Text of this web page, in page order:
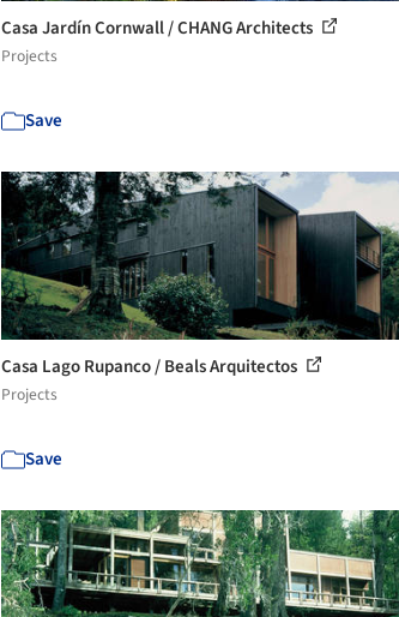
Casa Jardín Cornwall / CHANG Architects
Projects
Save
Casa Lago Rupanco / Beals Arquitectos
Projects
Save